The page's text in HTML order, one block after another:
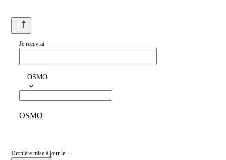
Je recevrai
OSMO
OSMO
Dernière mise à jour le --